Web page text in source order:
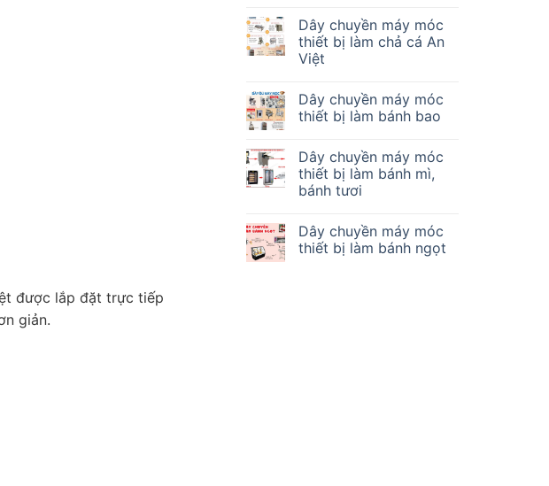
được lắp đặt trực tiếp
giản.
Dây chuyền máy móc
thiết bị làm chả cá An
Việt
Dây chuyền máy móc
thiết bị làm bánh bao
Dây chuyền máy móc
thiết bị làm bánh mì,
bánh tươi
Dây chuyền máy móc
thiết bị làm bánh ngọt